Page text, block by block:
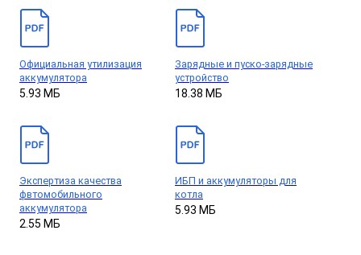
Официальная утилизация
аккумулятора
5.93 МБ
Зарядные и пуско-зарядные
устройство
18.38 МБ
Экспертиза качества
фвтомобильного
аккумулятора
2.55 МБ
ИБП и аккумуляторы для
котла
5.93 МБ